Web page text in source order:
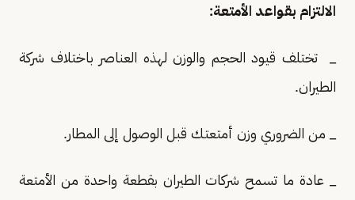
الالتزام بقواعد الأمتعة:
_ تختلف قيود الحجم والوزن لهذه العناصر باختلاف شركة
الطيران.
_ من الضروري وزن أمتعتك قبل الوصول إلى المطار.
_ عادة ما تسمح شركات الطيران بقطعة واحدة من الأمتعة